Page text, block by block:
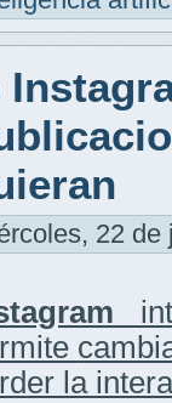
22 de
la